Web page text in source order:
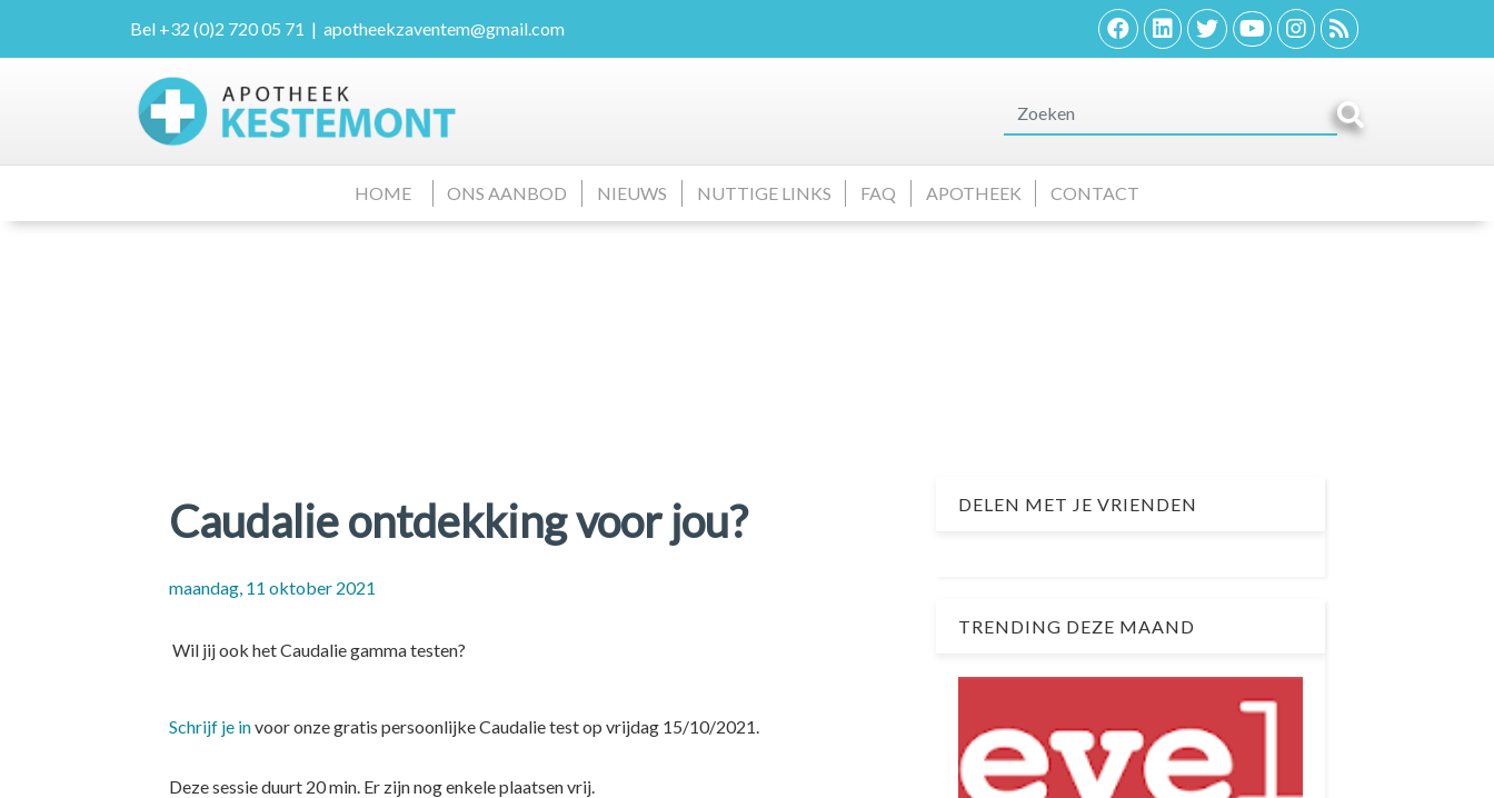
Bel +32 (0)2 720 05 71 | apotheekzaventem@gmail.com
HOME ONS AANBOD NIEUWS NUTTIGE LINKS FAQ APOTHEEK CONTACT
Caudalie ontdekking voor jou?
maandag, 11 oktober 2021
Wil jij ook het Caudalie gamma testen?
Schrijf je invoor onze gratis persoonlijke Caudalie test op vrijdag 15/10/2021.
Deze sessie duurt 20 min. Er zijn nog enkele plaatsen vrij.
DELEN MET JE VRIENDEN
TRENDING DEZE MAAND